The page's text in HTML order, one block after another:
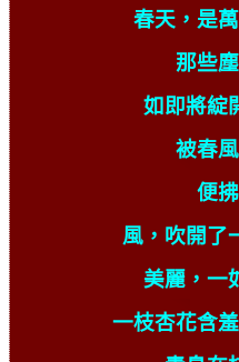
春天，是
那些
如即將綻
被春
便
風，吹開了
美麗，一
一枝杏花含